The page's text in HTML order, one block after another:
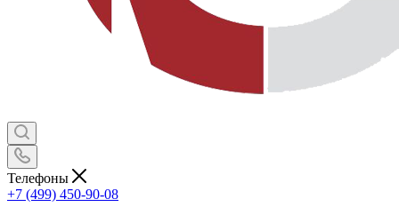
Телефоны
+7 (499) 450-90-08